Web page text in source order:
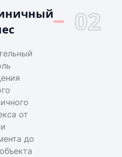
02
от
до